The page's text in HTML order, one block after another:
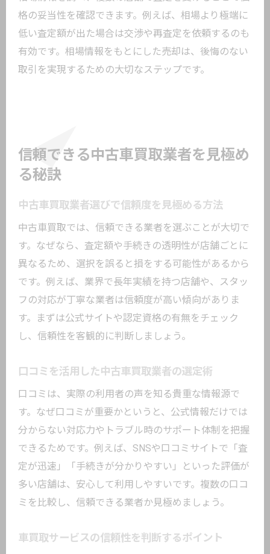
格の妥当性を確認できます。例えば、相場より極端に
低い査定額が出た場合は交渉や再査定を依頼するのも
有効です。相場情報をもとにした売却は、後悔のない
取引を実現するための大切なステップです。
信頼できる中古車買取業者を見極め
る秘訣
中古車買取業者選びで信頼度を見極める方法
中古車買取では、信頼できる業者を選ぶことが大切で
す。なぜなら、査定額や手続きの透明性が店舗ごとに
異なるため、選択を誤ると損をする可能性があるから
です。例えば、業界で長年実績を持つ店舗や、スタッ
フの対応が丁寧な業者は信頼度が高い傾向がありま
す。まずは公式サイトや認定資格の有無をチェック
し、信頼性を客観的に判断しましょう。
口コミを活用した中古車買取業者の選定術
口コミは、実際の利用者の声を知る貴重な情報源で
す。なぜ口コミが重要かというと、公式情報だけでは
分からない対応力やトラブル時のサポート体制を把握
できるためです。例えば、SNSや口コミサイトで「査
定が迅速」「手続きが分かりやすい」といった評価が
多い店舗は、安心して利用しやすいです。複数の口コ
ミを比較し、信頼できる業者か見極めましょう。
車買取サービスの信頼性を判断するポイント